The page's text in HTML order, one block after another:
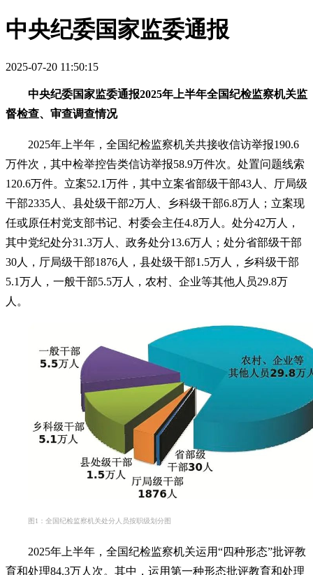
中央纪委国家监委通报
2025-07-20 11:50:15
中央纪委国家监委通报2025年上半年全国纪检监察机关监
督检查、审查调查情况
2025年上半年，全国纪检监察机关共接收信访举报190.6
万件次，其中检举控告类信访举报58.9万件次。处置问题线索
120.6万件。立案52.1万件，其中立案省部级干部43人、厅局级
干部2335人、县处级干部2万人、乡科级干部6.8万人；立案现
任或原任村党支部书记、村委会主任4.8万人。处分42万人，
其中党纪处分31.3万人、政务处分13.6万人；处分省部级干部
30人，厅局级干部1876人，县处级干部1.5万人，乡科级干部
5.1万人，一般干部5.5万人，农村、企业等其他人员29.8万
人。
图1：全国纪检监察机关处分人员按职级划分图
2025年上半年，全国纪检监察机关运用“四种形态”批评教
育和处理84.3万人次。其中，运用第一种形态批评教育和处理